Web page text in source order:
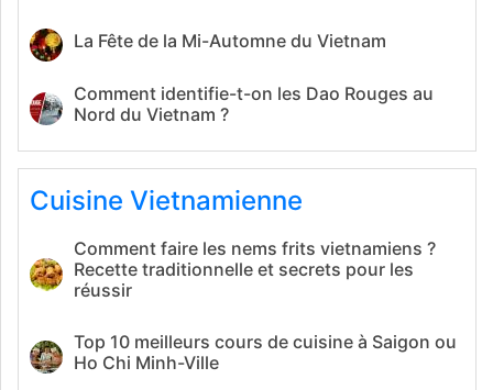
La Fête de la Mi-Automne du Vietnam
Comment identifie-t-on les Dao Rouges au
Nord du Vietnam ?
Cuisine Vietnamienne
Comment faire les nems frits vietnamiens ?
Recette traditionnelle et secrets pour les
réussir
Top 10 meilleurs cours de cuisine à Saigon ou
Ho Chi Minh-Ville